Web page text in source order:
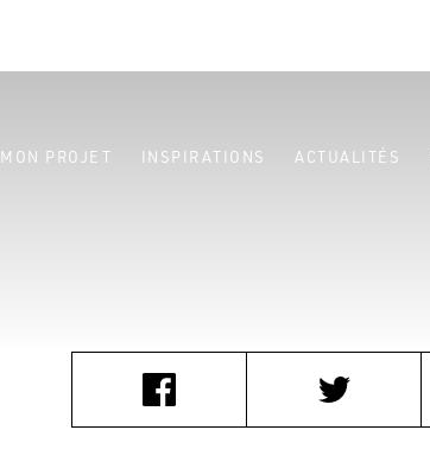
MON PROJET INSPIRATIONS ACTUALITÉS